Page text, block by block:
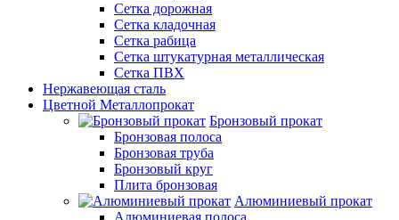
Сетка дорожная
Сетка кладочная
Сетка рабица
Сетка штукатурная металлическая
Сетка ПВХ
Нержавеющая сталь
Цветной Металлопрокат
Бронзовый прокат
Бронзовая полоса
Бронзовая труба
Бронзовый круг
Плита бронзовая
Алюминиевый прокат
Алюминиевая полоса